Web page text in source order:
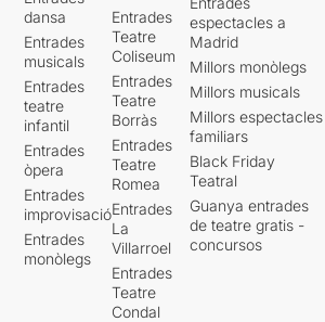
dansa
Entrades
musicals
Entrades
teatre
infantil
Entrades
òpera
Entrades
improvisació
Entrades
monòlegs
Entrades
Teatre
Coliseum
Entrades
Teatre
Borràs
Entrades
Teatre
Romea
Entrades
La
Villarroel
Entrades
Teatre
Condal
espectacles a
Madrid
Millors monòlegs
Millors musicals
Millors espectacles
familiars
Black Friday
Teatral
Guanya entrades
de teatre gratis -
concursos